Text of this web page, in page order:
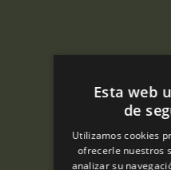
Esta web
de
Utilizamos cookies
ofrecerle nuestros
analizar su